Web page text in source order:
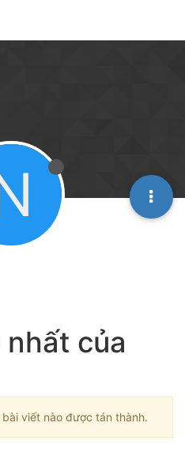
của
viết nào được tán thành.